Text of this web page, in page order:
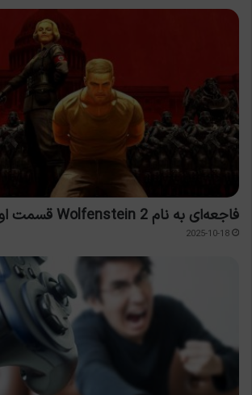
فاجعه‌ای به نام Wolfenstein 2 قسمت اول
2025-10-18